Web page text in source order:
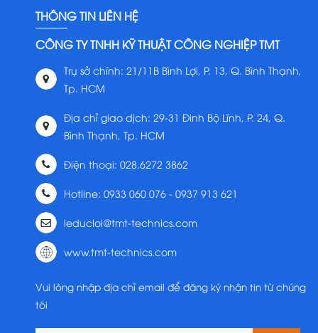
THÔNG TIN LIÊN HỆ
CÔNG TY TNHH KỸ THUẬT CÔNG NGHIỆP TMT
Trụ sở chính: 21/11B Bình Lợi, P. 13, Q. Bình Thạnh,
Tp. HCM
Địa chỉ giao dịch: 29-31 Đinh Bộ Lĩnh, P. 24, Q.
Bình Thạnh, Tp. HCM
Điện thoại: 028.6272 3862
Hotline: 0933 060 076 - 0937 913 621
leducloi@tmt-technics.com
www.tmt-technics.com
Vui lòng nhập địa chỉ email để đăng ký nhận tin từ chúng
tôi